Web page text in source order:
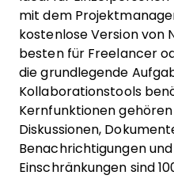
mit dem
kostenlose Version von
besten für Freelancer
die grundlegende
Kollaborationstools
Kernfunktionen
Diskussionen,
Benachrichtigungen
Einschränkungen sind